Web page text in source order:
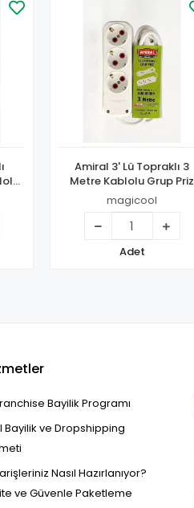
Amiral 3' Lü Topraklı 3
Metre Kablolu Grup Priz
magicool
Adet
Bayilik Programı
Bayilik ve Dropshipping
Nasıl Hazırlanıyor?
ve Güvenle Paketleme